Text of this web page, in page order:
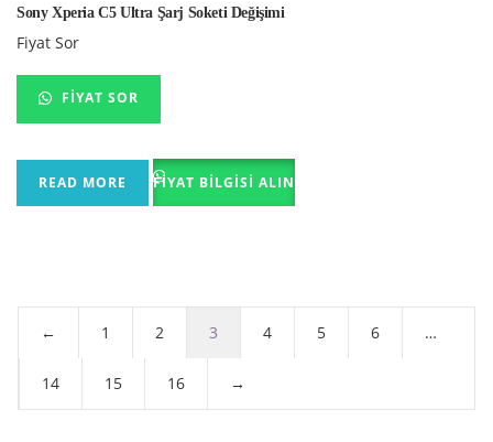
Sony Xperia C5 Ultra Şarj Soketi Değişimi
Fiyat Sor
FIYAT SOR
READ MORE FIYAT BILGISI ALIN
← 1 2 3 4 5 6 …
14 15 16 →